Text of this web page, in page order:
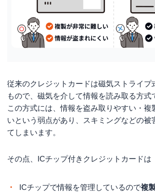
従来のクレジットカードは磁気ストライプ
もので、磁気を介して情報を読み取る方式
この方式には、情報を盗み取りやすい・複
いという弱点があり、スキミングなどの被
てしまいます。
その点、ICチップ付きクレジットカードは
ICチップで情報を管理しているので複